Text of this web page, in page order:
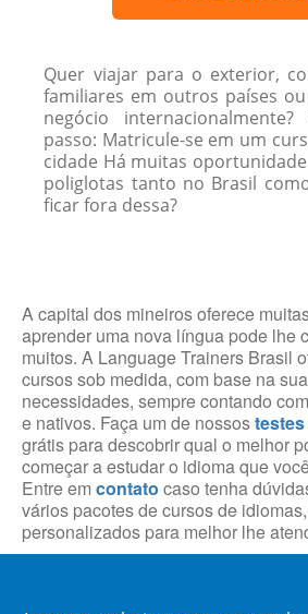
Quer viajar para o exterior,
familiares em outros países
negócio
passo: Matricule-se em um
cidade Há muitas
poliglotas tanto no Brasil
ficar fora dessa?
A capital dos mineiros oferece
aprender uma nova língua pode lhe
muitos. A Language Trainers Brasil
cursos sob medida, com base na
necessidades, sempre contando
e nativos. Faça um de nossos
grátis para descobrir qual o melhor
começar a estudar o idioma que
Entre em contato caso tenha
vários pacotes de cursos de
personalizados para melhor lhe